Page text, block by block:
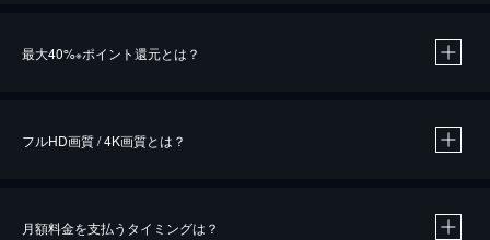
最大40%※ポイント還元とは？
※40％ポイント還元の対象は、クレジットカード決済による作品の購入 / レンタルです。
フルHD画質 / 4K画質とは？
月額料金を支払うタイミングは？